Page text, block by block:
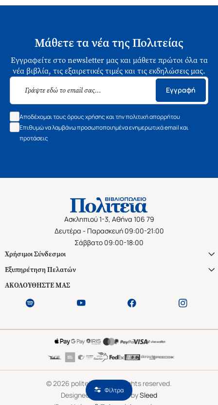
Φίλτρα
Μάθετε τα νέα της Πολιτείας
Εγγραφείτε στο newsletter μας και μάθετε πρώτοι όλα τα
νέα βιβλία, τις εξαιρετικές τιμές και τις εκδηλώσεις μας.
Εγγραφή
Αποδέχομαι τους όρους χρήσης και την πολιτική απορρήτου
Επιθυμώ να λαμβάνω προσωποποιημένα ενημερωτικά email και
προτάσεις
Ασκληπιού 1-3, Αθήνα 106 79
Δευτέρα - Παρασκευή 09:00-21:00
Σάββατο 09:00-18:00
Χρήσιμοι Σύνδεσμοι
Εξυπηρέτηση Πελατών
ΑΚΟΛΟΥΘΗΣΤΕ ΜΑΣ
© 2026 politeianet.gr All rights reserved.
Designed & Developed bySleed